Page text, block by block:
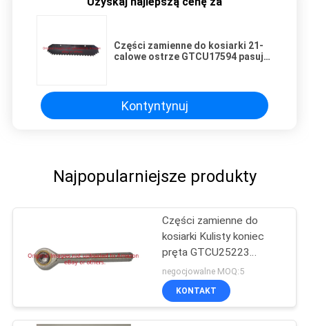
Części zamienne do kosiarki 21-
calowe ostrze GTCU17594 pasuje
Kontyntynuj
Najpopularniejsze produkty
Części zamienne do
kosiarki Kulisty koniec
pręta GTCU25223
Pasuje do kosiarki Deere
negocjowalne MOQ:5
KONTAKT